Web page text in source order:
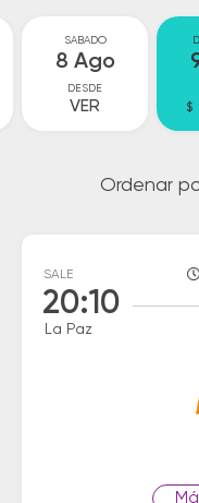
SABADO
8 Ago
DESDE
VER $
Ordenar
SALE
20:10
La Paz